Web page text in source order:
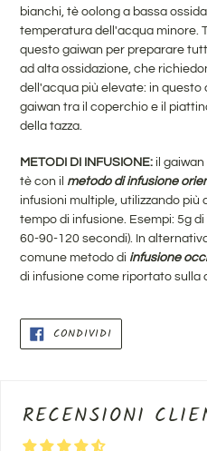
bianchi, tè oolong a bassa
temperatura dell'acqua minore.
questo gaiwan per preparare
ad alta ossidazione, che
dell'acqua più elevate: in questo
gaiwan tra il coperchio e il
della tazza.
METODI DI INFUSIONE: il
tè con il metodo di infusione
infusioni multiple, utilizzando più
tempo di infusione. Esempi: 5g
60-90-120 secondi). In
comune metodo di infusione
di infusione come riportato sulla
CONDIVIDICONDIVIDI
FACEBOOK
RECENSIONI